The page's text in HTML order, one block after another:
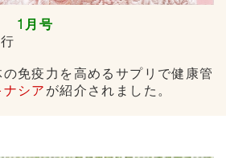
1月号
の免疫力を高めるサプリで健康管
ナシア が紹介されました。